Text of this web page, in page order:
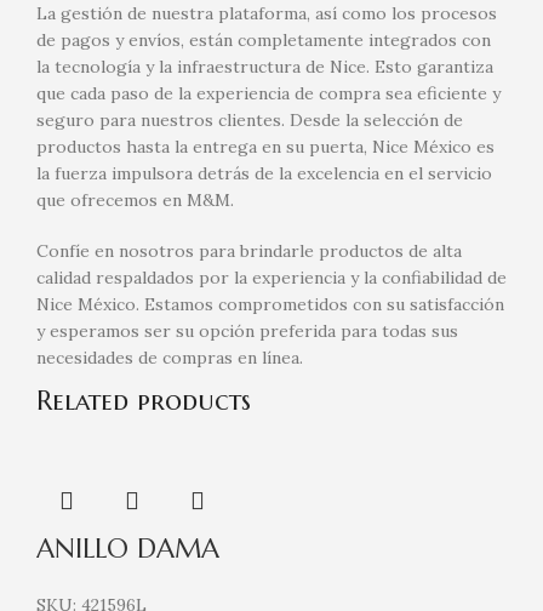
La gestión de nuestra plataforma, así como los procesos
de pagos y envíos, están completamente integrados con
la tecnología y la infraestructura de Nice. Esto garantiza
que cada paso de la experiencia de compra sea eficiente y
seguro para nuestros clientes. Desde la selección de
productos hasta la entrega en su puerta, Nice México es
la fuerza impulsora detrás de la excelencia en el servicio
que ofrecemos en M&M.
Confíe en nosotros para brindarle productos de alta
calidad respaldados por la experiencia y la confiabilidad de
Nice México. Estamos comprometidos con su satisfacción
y esperamos ser su opción preferida para todas sus
necesidades de compras en línea.
Related products
ANILLO DAMA
SKU: 421596L